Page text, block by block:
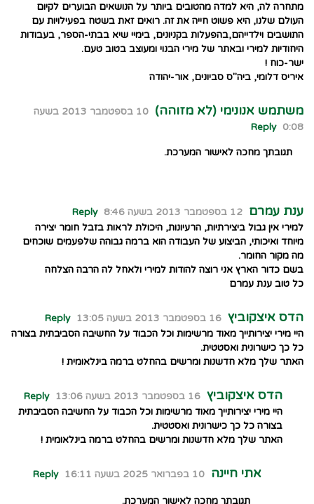
מתחרה לה, היא למדה מהטובים ביותר על הנושאים הבוערים לקיום
העולם שלנו, היא פשוט חייה את זה. רואים זאת בשטח בפעילויות עם
התושבים וילדייהם,בהפעלות בקניונים, בימיי שיא בבתי-הספר, בעבודות
היחודיות למירי ובאתר של מירי הבנוי ומעוצב בטוב טעם.
ישר-כוח !
איריס דלומי, ביה"ס סביונים, אור-יהודה
משתמש אנונימי (לא מזוהה)
10 בספטמבר 2013 בשעה
0:08
Reply
תגובתך מחכה לאישור המערכת.
ענת עמרם 12 בספטמבר 2013 בשעה 8:46
Reply
למירי אין גבול ביצירתיות, הרעיונות, היכולת לראות בזבל חומר יצירה
מיוחד ואיכותי, הביצוע של העבודה הוא ברמה גבוהה שלפעמים שוכחים
מה מקור החומר.
בשם כדור הארץ אני רוצה להודות למירי ולאחל לה הרבה הצלחה
כל טוב ענת עמרם
הדס איצקוביץ 16 בספטמבר 2013 בשעה 13:05
Reply
היי מירי יצירותייך מאוד מרשימות וכל הכבוד על החשיבה הסביבתית בצורה
כל כך כישרונית ואסטטית.
האתר שלך מלא חדשנות ומרשים בהחלט ברמה בינלאומית !
הדס איצקוביץ 16 בספטמבר 2013 בשעה 13:06
Reply
היי מירי יצירותייך מאוד מרשימות וכל הכבוד על החשיבה הסביבתית
בצורה כל כך כישרונית ואסטטית.
האתר שלך מלא חדשנות ומרשים בהחלט ברמה בינלאומית !
אתי חיינה 10 בפברואר 2025 בשעה 16:11 Reply
תגובתך מחכה לאישור המערכת.